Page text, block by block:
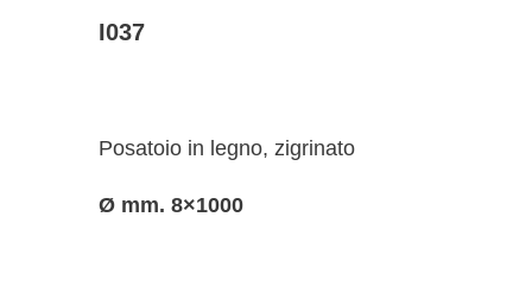
I037
Posatoio in legno, zigrinato
Ø mm. 8×1000